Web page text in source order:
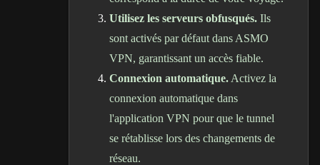
Utilisez les serveurs obfusqués. Ils
sont activés par défaut dans ASMO
VPN, garantissant un accès fiable.
Connexion automatique. Activez la
connexion automatique dans
l'application VPN pour que le tunnel
se rétablisse lors des changements de
réseau.